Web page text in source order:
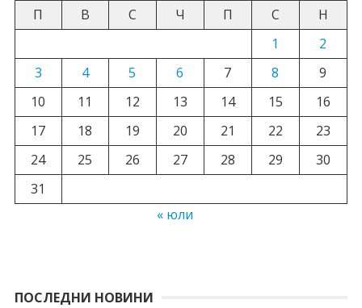
П
В С Ч П С
Н
1
2
3
4 5 6 7 8
9
10
11 12 13 14 15
16
17
18 19 20 21 22
23
24
25 26 27 28 29
30
31
« юли
ПОСЛЕДНИ НОВИНИ